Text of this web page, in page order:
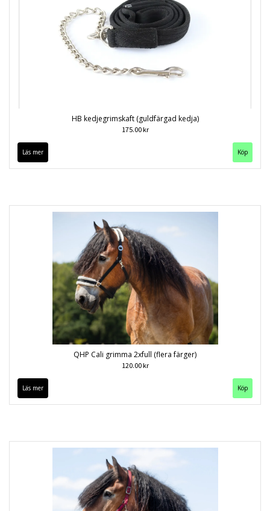
HB kedjegrimskaft (guldfärgad kedja)
175.00 kr
Läs mer
QHP Cali grimma 2xfull (flera färger)
120.00 kr
Läs mer Köp